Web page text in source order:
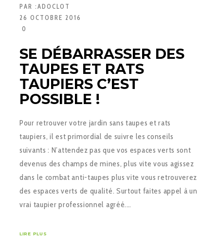
PAR :ADOCLOT
26 OCTOBRE 2016
0
SE DÉBARRASSER DES
TAUPES ET RATS
TAUPIERS C’EST
POSSIBLE !
Pour retrouver votre jardin sans taupes et rats
taupiers, il est primordial de suivre les conseils
suivants : N’attendez pas que vos espaces verts sont
devenus des champs de mines, plus vite vous agissez
dans le combat anti-taupes plus vite vous retrouverez
des espaces verts de qualité. Surtout faites appel à un
vrai taupier professionnel agréé.…
LIRE PLUS